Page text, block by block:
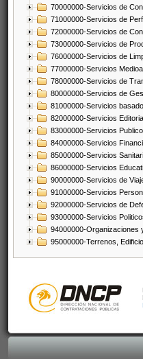
70000000-Servicios de
71000000-Servicios de
72000000-Servicios de
73000000-Servicios de
76000000-Servicios de
77000000-Servicios
78000000-Servicios de
80000000-Servicios de
81000000-Servicios
82000000-Servicios
83000000-Servicios
84000000-Servicios
85000000-Servicios
86000000-Servicios
90000000-Servicios de
91000000-Servicios
92000000-Servicios de
93000000-Servicios
94000000-Organizaciones
95000000-Terrenos,